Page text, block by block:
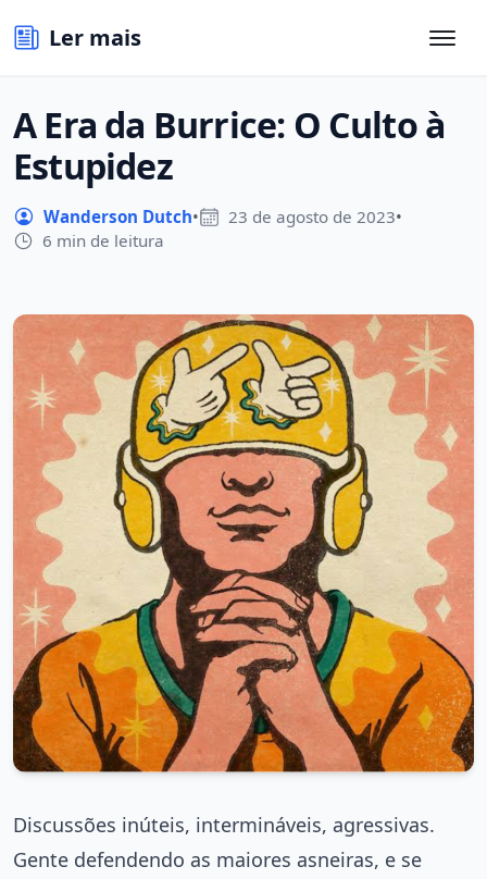
Ler mais
A Era da Burrice: O Culto à
Estupidez
Wanderson Dutch• 23 de agosto de 2023•
6 min de leitura
Discussões inúteis, intermináveis, agressivas.
Gente defendendo as maiores asneiras, e se